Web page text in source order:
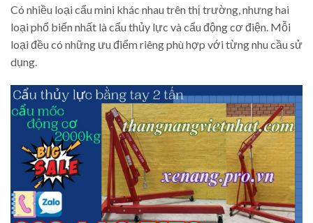
Có nhiều loại cẩu mini khác nhau trên thị trường, nhưng hai
loại phổ biến nhất là cẩu thủy lực và cẩu động cơ điện. Mỗi
loại đều có những ưu điểm riêng phù hợp với từng nhu cầu sử
dụng.